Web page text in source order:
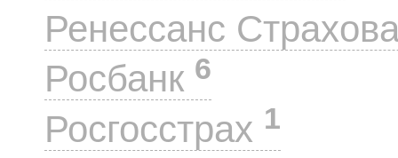
Ренессанс
Росбанк 6
Росгосстрах 1